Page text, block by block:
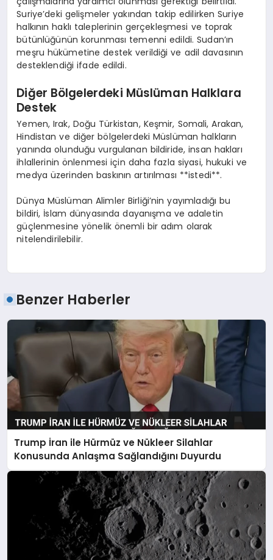
Suriye’deki gelişmeler yakından takip edilirken Suriye
halkının haklı taleplerinin gerçekleşmesi ve toprak
bütünlüğünün korunması temenni edildi. Sudan’ın
meşru hükümetine destek verildiği ve adil davasının
desteklendiği ifade edildi.
Diğer Bölgelerdeki Müslüman Halklara
Destek
Yemen, Irak, Doğu Türkistan, Keşmir, Somali, Arakan,
Hindistan ve diğer bölgelerdeki Müslüman halkların
yanında olunduğu vurgulanan bildiride, insan hakları
ihlallerinin önlenmesi için daha fazla siyasi, hukuki ve
medya üzerinden baskının artırılması **istedi**.
Dünya Müslüman Alimler Birliği’nin yayımladığı bu
bildiri, İslam dünyasında dayanışma ve adaletin
güçlenmesine yönelik önemli bir adım olarak
nitelendirilebilir.
Benzer Haberler
Trump İran ile Hürmüz ve Nükleer Silahlar
Konusunda Anlaşma Sağlandığını Duyurdu